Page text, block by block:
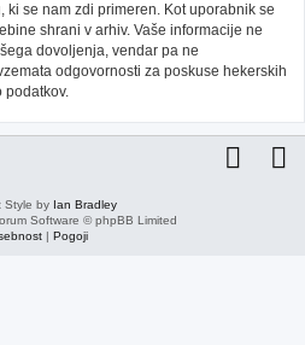
ki se nam zdi primeren. Kot uporabnik se
shrani v arhiv. Vaše informacije ne
dovoljenja, vendar pa ne
odgovornosti za poskuse hekerskih
podatkov.
Style by Ian Bradley
Software © phpBB Limited
| Pogoji